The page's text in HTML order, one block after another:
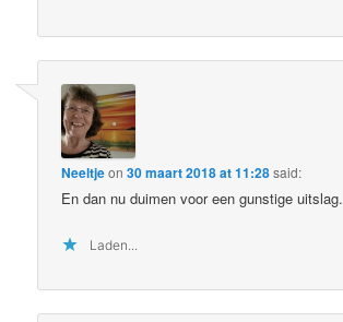
Neeltjeon30 maart 2018 at 11:28said:
En dan nu duimen voor een gunstige uitslag.
Laden...